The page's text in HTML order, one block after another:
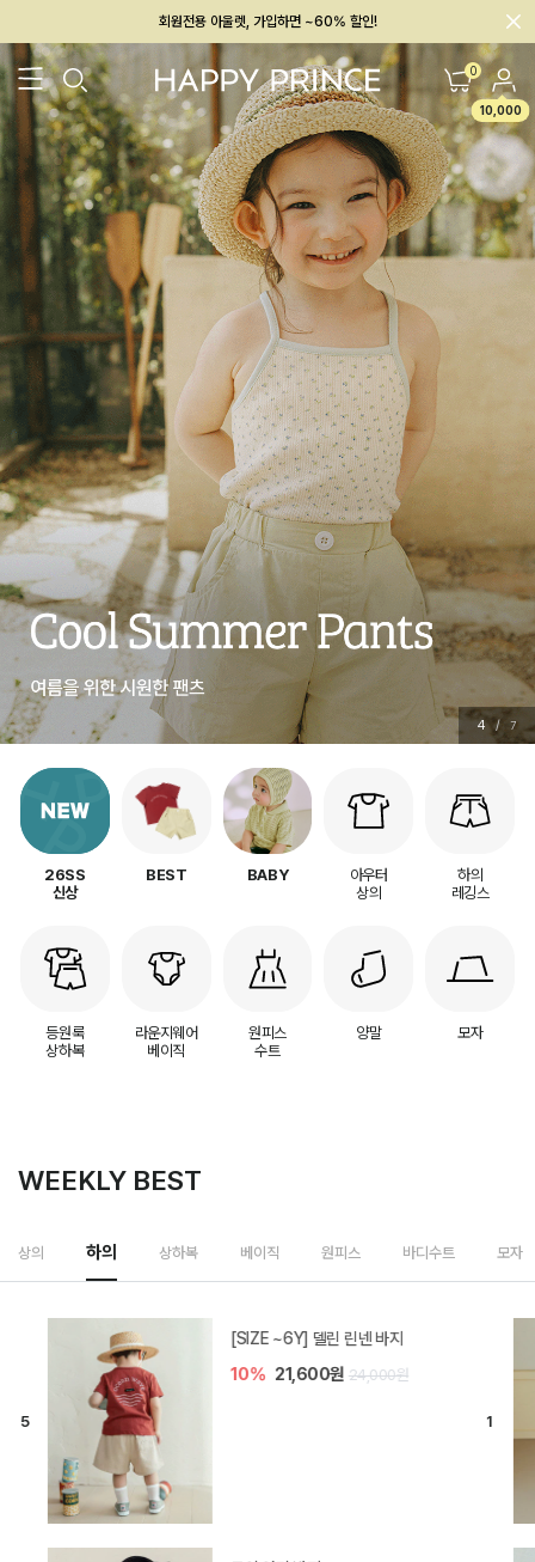
회원전용 아울렛, 가입하면 ~60% 할인!
멤버십 최대 28,000원 혜택 0
10,000
26SS 신상 BEST BABY[6~12M] 아우터/상의 하의/레깅스
5 / 7
26SS
신상
BEST BABY
아우터
상의
하의
레깅스
등원룩
상하복
라운지웨어
베이직
원피스
수트
양말 모자
WEEKLY BEST
상의 하의 상하복 베이직 원피스 바디수트 모자
[SIZE ~6Y] 델린 린넨 바지
10% 21,600원 24,000원